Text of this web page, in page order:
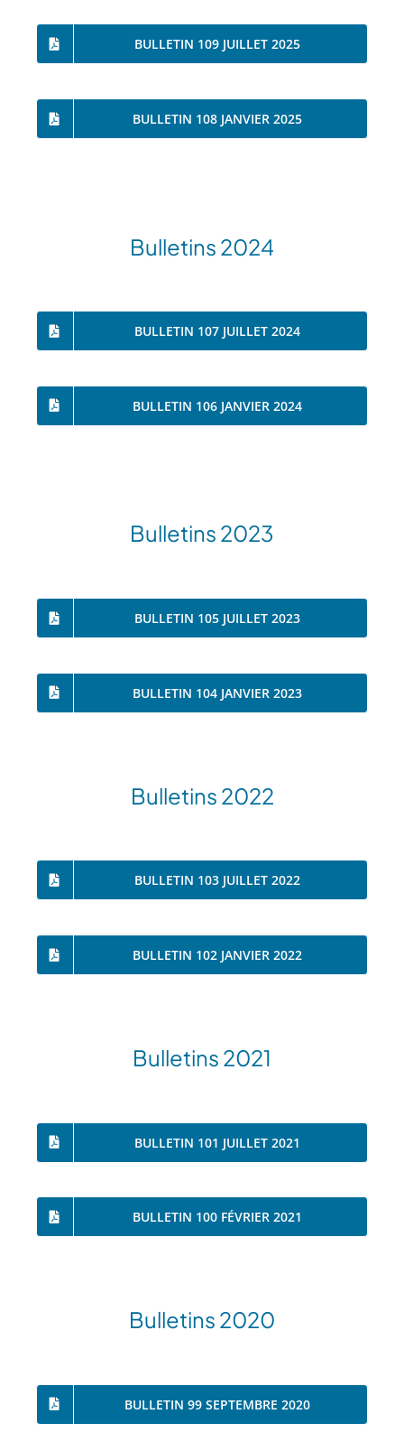
BULLETIN 109 JUILLET 2025
BULLETIN 108 JANVIER 2025
Bulletins 2024
BULLETIN 107 JUILLET 2024
BULLETIN 106 JANVIER 2024
Bulletins 2023
BULLETIN 105 JUILLET 2023
BULLETIN 104 JANVIER 2023
Bulletins 2022
BULLETIN 103 JUILLET 2022
BULLETIN 102 JANVIER 2022
Bulletins 2021
BULLETIN 101 JUILLET 2021
BULLETIN 100 FÉVRIER 2021
Bulletins 2020
BULLETIN 99 SEPTEMBRE 2020